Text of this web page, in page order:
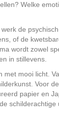
Welke
de
of de
wordt zowel
in stillevens.
met mooi licht.
Voor
papier en
schilderachtige